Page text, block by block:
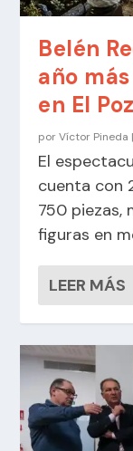
Belén
año
en El
porVíctor Pineda |
El
cuenta con
750 piezas,
figuras en
LEER MÁS